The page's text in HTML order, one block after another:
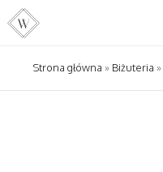
Strona główna » Biżuteria »